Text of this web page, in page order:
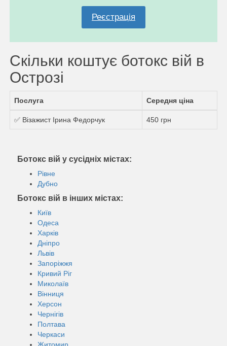
Реєстрація
Скільки коштує ботокс вій в
Острозі
Послуга Середня ціна
✅ Візажист Ірина Федорчук 450 грн
Ботокс вій у сусідніх містах:
Рівне
Дубно
Ботокс вій в інших містах:
Київ
Одеса
Харків
Дніпро
Львів
Запоріжжя
Кривий Ріг
Миколаїв
Вінниця
Херсон
Чернігів
Полтава
Черкаси
Житомир